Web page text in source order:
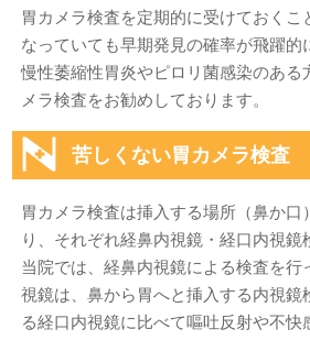
胃カメラ検査を定期的に受けておくこ
なっていても早期発見の確率が飛躍的
慢性萎縮性胃炎やピロリ菌感染のある
メラ検査をお勧めしております。
苦しくない胃カメラ検査
胃カメラ検査は挿入する場所（鼻か口
り、それぞれ経鼻内視鏡・経口内視鏡
当院では、経鼻内視鏡による検査を行
視鏡は、鼻から胃へと挿入する内視鏡
る経口内視鏡に比べて嘔吐反射や不快